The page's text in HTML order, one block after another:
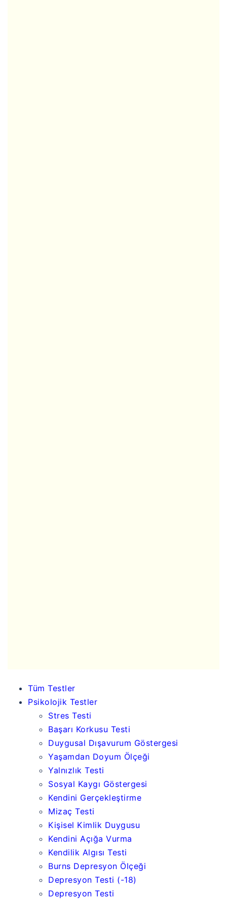
Tüm Testler
Psikolojik Testler
Stres Testi
Başarı Korkusu Testi
Duygusal Dışavurum Göstergesi
Yaşamdan Doyum Ölçeği
Yalnızlık Testi
Sosyal Kaygı Göstergesi
Kendini Gerçekleştirme
Mizaç Testi
Kişisel Kimlik Duygusu
Kendini Açığa Vurma
Kendilik Algısı Testi
Burns Depresyon Ölçeği
Depresyon Testi (-18)
Depresyon Testi